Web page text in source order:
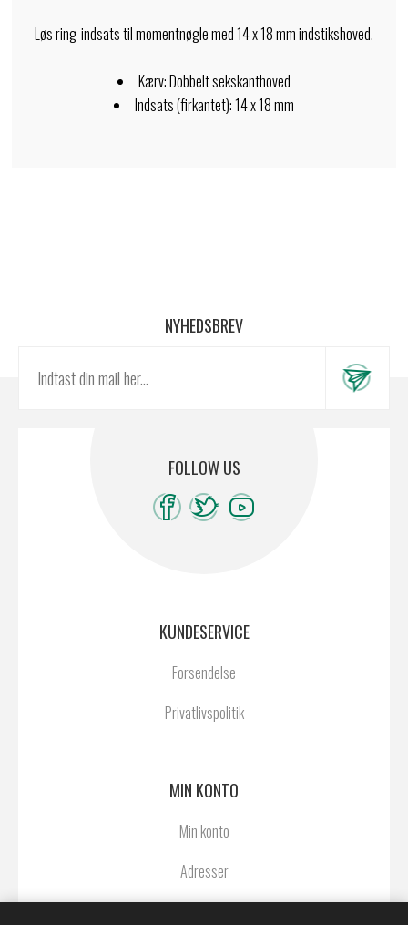
Løs ring-indsats til momentnøgle med 14 x 18 mm indstikshoved.
Kærv: Dobbelt sekskanthoved
Indsats (firkantet): 14 x 18 mm
NYHEDSBREV
FOLLOW US
KUNDESERVICE
Forsendelse
Privatlivspolitik
MIN KONTO
Min konto
Adresser